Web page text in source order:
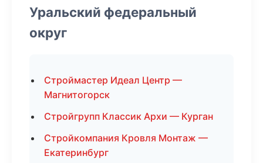
Уральский федеральный
округ
Строймастер Идеал Центр —
Магнитогорск
Стройгрупп Классик Архи — Курган
Стройкомпания Кровля Монтаж —
Екатеринбург